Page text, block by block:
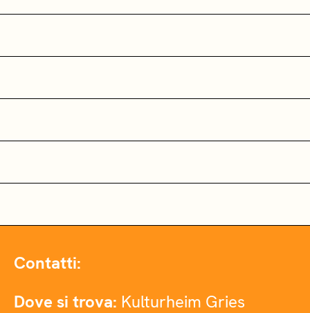
Contatti:
Dove si trova: Kulturheim Gries